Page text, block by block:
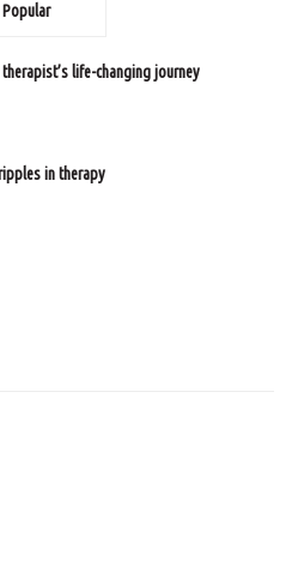
Popular
life-changing journey
in therapy